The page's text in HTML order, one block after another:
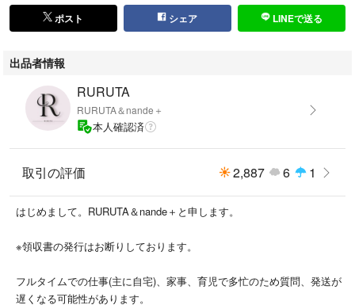
ポスト シェア LINEで送る
出品者情報
RURUTA
RURUTA＆nande＋
本人確認済
取引の評価 2,887 6 1
はじめまして。RURUTA＆nande＋と申します。
※領収書の発行はお断りしております。
フルタイムでの仕事(主に自宅)、家事、育児で多忙のため質問、発送が
遅くなる可能性があります。